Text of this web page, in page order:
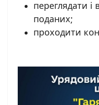
переглядати і
поданих;
проходити